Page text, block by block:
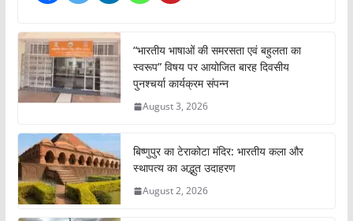
…
“भारतीय भाषाओं की समरसता एवं बहुलता का
स्वरूप” विषय पर आयोजित बारह दिवसीय
पुनश्चर्या कार्यक्रम संपन्न
August 3, 2026
बिष्णुपुर का टेराकोटा मंदिर: भारतीय कला और
स्थापत्य का अद्भुत उदाहरण
August 2, 2026